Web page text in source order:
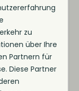
auch Ihr
zu
über Ihre
Partnern für
Diese Partner